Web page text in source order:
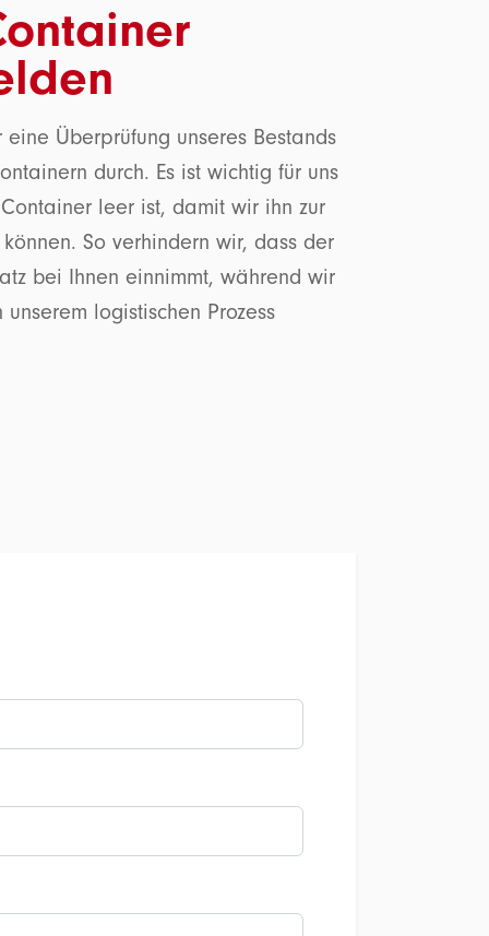
Überprüfung unseres Bestands
durch. Es ist wichtig für uns
leer ist, damit wir ihn zur
So verhindern wir, dass der
bei Ihnen einnimmt, während wir
logistischen Prozess